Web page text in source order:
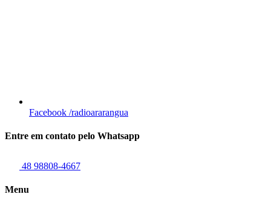
Facebook /radioararangua
Entre em contato pelo Whatsapp
48 98808-4667
Menu